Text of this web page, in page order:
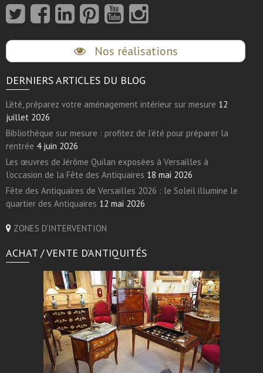
Nos réalisations
DERNIERS ARTICLES DU BLOG
L’été, préparez votre aménagement intérieur sur mesure 12
juillet 2026
Bibliothèque sur mesure : profitez de l’été pour préparer la
rentrée 4 juin 2026
Les œuvres de Jérôme Quilan exposées à Versailles à
l’occasion de la Fête des Antiquaires 18 mai 2026
Fête des Antiquaires de Versailles 2026 : le Soleil illumine le
quartier des Antiquaires 12 mai 2026
ZONES D'INTERVENTION
ACHAT / VENTE D’ANTIQUITÉS